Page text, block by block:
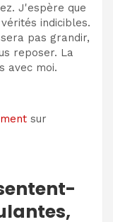
J'espère que
indicibles.
pas grandir,
reposer. La
avec moi.
sur